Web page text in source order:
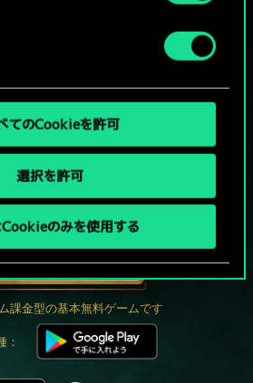
てのCookieを許可
選択を許可
のみを使用する
ひと勝負といかない
か？
無料プレイ！
課金型の基本無料ゲームです
：